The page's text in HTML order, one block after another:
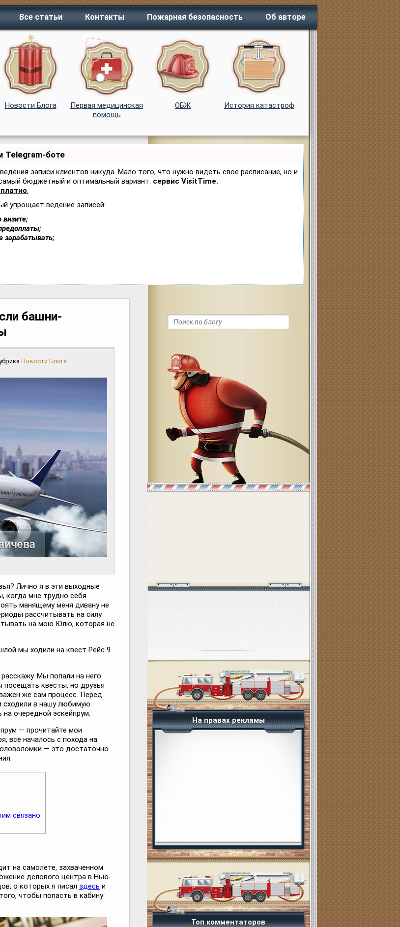
Все статьи Контакты Пожарная безопасность Об авторе
Новости Блога
Первая медицинская
помощь
ОБЖ История катастроф
Telegram-боте
записи клиентов никуда. Мало того, что нужно видеть свое расписание, но и
бюджетный и оптимальный вариант: сервис VisitTime.
.
упрощает ведение записей:
зарабатывать;
башни-
Новости Блога
Лично я в эти выходные
когда мне трудно себя
манящему меня дивану не
рассчитывать на силу
на мою Юлю, которая не
мы ходили на квест Рейс 9
Мы попали на него
посещать квесты, но друзья
же сам процесс. Перед
сходили в нашу любимую
очередной эскейпрум.
— прочитайте мои
все началось с похода на
— это достаточно
связано
на самолете, захваченном
делового центра в Нью-
о которых я писал здесь и
чтобы попасть в кабину
На правах рекламы
Топ комментаторов